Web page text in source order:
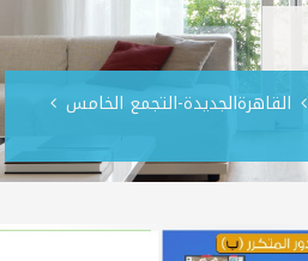
القاهرةالجديدة-التجمع الخامس